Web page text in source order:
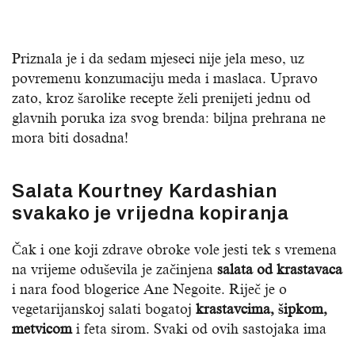
Priznala je i da sedam mjeseci nije jela meso, uz
povremenu konzumaciju meda i maslaca. Upravo
zato, kroz šarolike recepte želi prenijeti jednu od
glavnih poruka iza svog brenda: biljna prehrana ne
mora biti dosadna!
Salata Kourtney Kardashian
svakako je vrijedna kopiranja
Čak i one koji zdrave obroke vole jesti tek s vremena
na vrijeme oduševila je začinjena salata od krastavaca
i nara food blogerice Ane Negoite. Riječ je o
vegetarijanskoj salati bogatoj krastavcima, šipkom,
metvicomi feta sirom. Svaki od ovih sastojaka ima